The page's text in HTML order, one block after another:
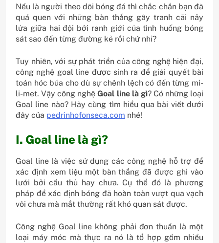
Nếu là người theo dõi bóng đá thì chắc chắn bạn đã
quá quen với những bàn thắng gây tranh cãi nảy
lửa giữa hai đội bởi ranh giới của tình huống bóng
sát sao đến từng đường kẻ rồi chứ nhỉ?
Tuy nhiên, với sự phát triển của công nghệ hiện đại,
công nghệ goal line được sinh ra để giải quyết bài
toán hóc búa cho dù sự chênh lệch có đến từng mi-
li-met. Vậy công nghệGoal line là gì? Có những loại
Goal line nào? Hãy cùng tìm hiểu qua bài viết dưới
đây của pedrinhofonseca.com nhé!
I. Goal line là gì?
Goal line là việc sử dụng các công nghệ hỗ trợ để
xác định xem liệu một bàn thắng đã được ghi vào
lưới bởi cầu thủ hay chưa. Cụ thể đó là phương
pháp để xác định bóng đã hoàn toàn vượt qua vạch
vôi chưa mà mắt thường rất khó quan sát được.
Công nghệ Goal line không phải đơn thuần là một
loại máy móc mà thực ra nó là tổ hợp gồm nhiều